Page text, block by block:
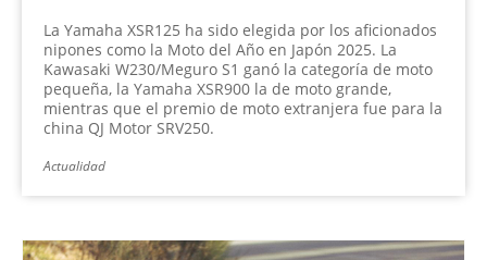
La Yamaha XSR125 ha sido elegida por los aficionados
nipones como la Moto del Año en Japón 2025. La
Kawasaki W230/Meguro S1 ganó la categoría de moto
pequeña, la Yamaha XSR900 la de moto grande,
mientras que el premio de moto extranjera fue para la
china QJ Motor SRV250.
Actualidad